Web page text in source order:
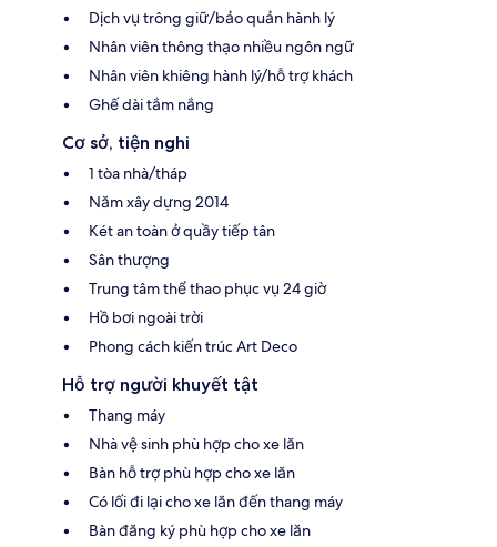
Dịch vụ trông giữ/bảo quản hành lý
Nhân viên thông thạo nhiều ngôn ngữ
Nhân viên khiêng hành lý/hỗ trợ khách
Ghế dài tắm nắng
Cơ sở, tiện nghi
1 tòa nhà/tháp
Năm xây dựng 2014
Két an toàn ở quầy tiếp tân
Sân thượng
Trung tâm thể thao phục vụ 24 giờ
Hồ bơi ngoài trời
Phong cách kiến trúc Art Deco
Hỗ trợ người khuyết tật
Thang máy
Nhà vệ sinh phù hợp cho xe lăn
Bàn hỗ trợ phù hợp cho xe lăn
Có lối đi lại cho xe lăn đến thang máy
Bàn đăng ký phù hợp cho xe lăn